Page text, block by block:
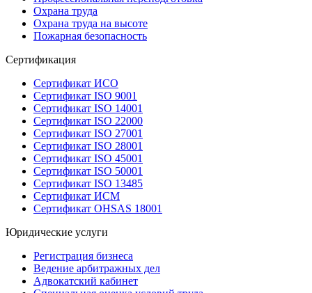
Охрана труда
Охрана труда на высоте
Пожарная безопасность
Сертификация
Сертификат ИСО
Сертификат ISO 9001
Сертификат ISO 14001
Сертификат ISO 22000
Сертификат ISO 27001
Сертификат ISO 28001
Сертификат ISO 45001
Сертификат ISO 50001
Сертификат ISO 13485
Сертификат ИСМ
Сертификат OHSAS 18001
Юридические услуги
Регистрация бизнеса
Ведение арбитражных дел
Адвокатский кабинет